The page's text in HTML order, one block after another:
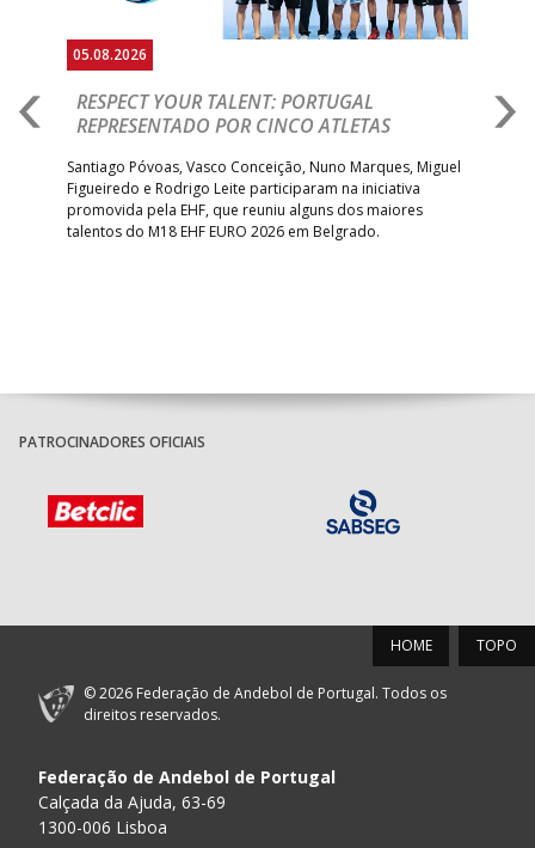
05.08.2026
RESPECT YOUR TALENT: PORTUGAL
REPRESENTADO POR CINCO ATLETAS
Santiago Póvoas, Vasco Conceição, Nuno Marques, Miguel
Figueiredo e Rodrigo Leite participaram na iniciativa
promovida pela EHF, que reuniu alguns dos maiores
talentos do M18 EHF EURO 2026 em Belgrado.
PATROCINADORES OFICIAIS
TOPO
HOME
© 2026 Federação de Andebol de Portugal. Todos os
direitos reservados.
Federação de Andebol de Portugal
Calçada da Ajuda, 63-69
1300-006 Lisboa